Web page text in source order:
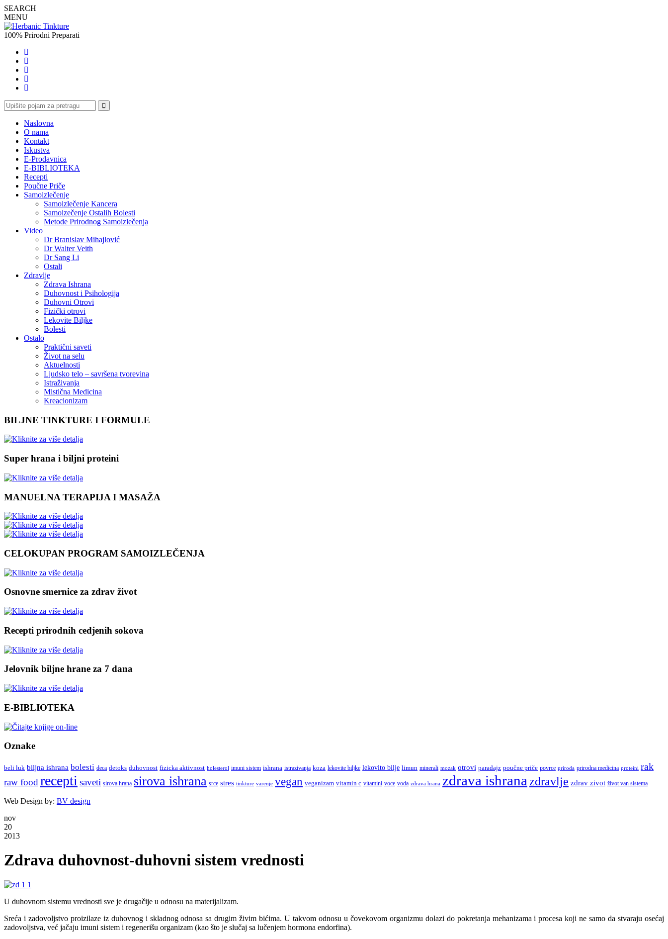
SEARCH
MENU
100% Prirodni Preparati
Naslovna
O nama
Kontakt
Iskustva
E-Prodavnica
E-BIBLIOTEKA
Recepti
Poučne Priče
Samoizlečenje
Samoizlečenje Kancera
Samoizečenje Ostalih Bolesti
Metode Prirodnog Samoizlečenja
Video
Dr Branislav Mihajlović
Dr Walter Veith
Dr Sang Li
Ostali
Zdravlje
Zdrava Ishrana
Duhovnost i Psihologija
Duhovni Otrovi
Fizički otrovi
Lekovite Biljke
Bolesti
Ostalo
Praktični saveti
Život na selu
Aktuelnosti
Ljudsko telo – savršena tvorevina
Istraživanja
Mistična Medicina
Kreacionizam
BILJNE TINKTURE I FORMULE
Super hrana i biljni proteini
MANUELNA TERAPIJA I MASAŽA
CELOKUPAN PROGRAM SAMOIZLEČENJA
Osnovne smernice za zdrav život
Recepti prirodnih cedjenih sokova
Jelovnik biljne hrane za 7 dana
E-BIBLIOTEKA
Oznake
beli luk biljna ishrana bolesti deca detoks duhovnost fizicka aktivnost holesterol imuni sistem ishrana istrazivanja koza lekovite biljke lekovito bilje limun minerali mozak otrovi paradajz poučne priče povrce priroda prirodna medicina proteini rak
raw food recepti saveti sirova hrana sirova ishrana srce stres tinkture varenje vegan veganizam vitamin c vitamini voce voda zdrava hrana zdrava ishrana zdravlje zdrav zivot život van sistema
Web Design by: BV design
nov
20
2013
Zdrava duhovnost-duhovni sistem vrednosti
U duhovnom sistemu vrednosti sve je drugačije u odnosu na materijalizam.
Sreća i zadovoljstvo proizilaze iz duhovnog i skladnog odnosa sa drugim živim bićima. U takvom odnosu u čovekovom organizmu dolazi do pokretanja mehanizama i procesa koji ne samo da stvaraju osećaj
zadovoljstva, već jačaju imuni sistem i regenerišu organizam (kao što je slučaj sa lučenjem hormona endorfina).